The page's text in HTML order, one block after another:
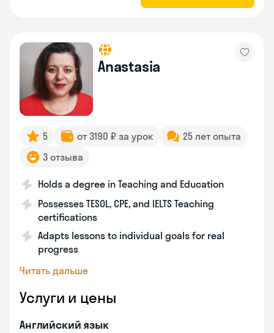
Anastasia
5 от 3190 ₽ за урок
25 лет опыта
3 отзыва
Holds a degree in Teaching and Education
Possesses TESOL, CPE, and IELTS Teaching
certifications
Adapts lessons to individual goals for real
progress
Читать дальше
Услуги и цены
Английский язык